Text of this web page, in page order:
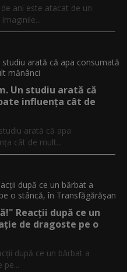
ani este atacat de un
Un studiu arată că
influența cât de
arată că apa
cât de mult...
Reacţii după ce un
de dragoste pe o
după ce un bărbat a
pe...